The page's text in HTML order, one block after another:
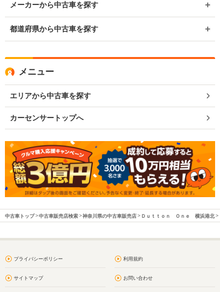
メーカーから中古車を探す
都道府県から中古車を探す
メニュー
エリアから中古車を探す
カーセンサートップへ
中古車トップ 中古車販売店検索 神奈川県の中古車販売店 Ｄｕｔｔｏｎ Ｏｎｅ 横浜港北
プライバシーポリシー 利用規約
サイトマップ お問い合わせ